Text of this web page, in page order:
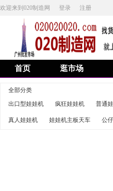
欢迎来到020制造网 登录 注册
首页 逛市场
全部分类
出口型娃娃机
疯狂娃娃机 普通
真人娃娃机 娃娃机主板天车 公